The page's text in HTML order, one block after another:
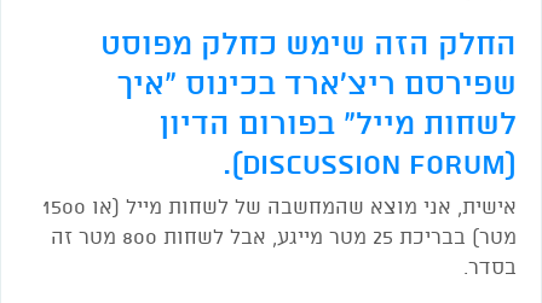
החלק הזה שימש כחלק מפוסט
שפירסם ריצ'ארד בכינוס "איך
לשחות מייל" בפורום הדיון
(Discussion Forum).
אישית, אני מוצא שהמחשבה של לשחות מייל (או 1500
מטר) בבריכת 25 מטר מייגע, אבל לשחות 800 מטר זה
בסדר.